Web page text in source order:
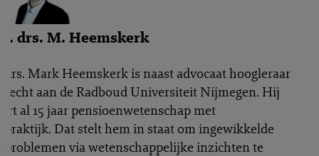
drs. M. Heemskerk
drs. Mark Heemskerk is naast advocaat hoogleraar
aan de Radboud Universiteit Nijmegen. Hij
al 15 jaar pensioenwetenschap met
Dat stelt hem in staat om ingewikkelde
via wetenschappelijke inzichten te